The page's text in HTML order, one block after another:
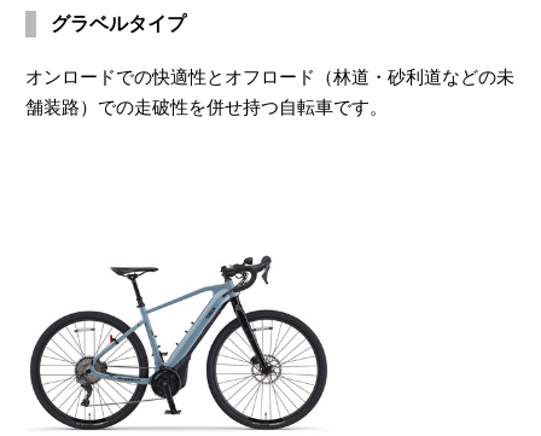
グラベルタイプ
オンロードでの快適性とオフロード（林道・砂利道などの未
舗装路）での走破性を併せ持つ自転車です。